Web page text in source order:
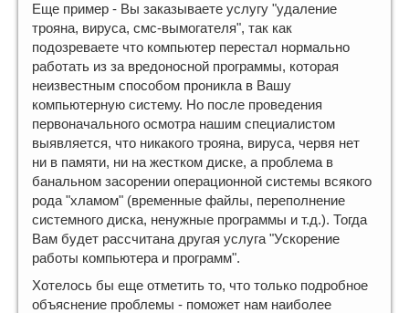
Еще пример - Вы заказываете услугу "удаление
трояна, вируса, смс-вымогателя", так как
подозреваете что компьютер перестал нормально
работать из за вредоносной программы, которая
неизвестным способом проникла в Вашу
компьютерную систему. Но после проведения
первоначального осмотра нашим специалистом
выявляется, что никакого трояна, вируса, червя нет
ни в памяти, ни на жестком диске, а проблема в
банальном засорении операционной системы всякого
рода "хламом" (временные файлы, переполнение
системного диска, ненужные программы и т.д.). Тогда
Вам будет рассчитана другая услуга "Ускорение
работы компьютера и программ".
Хотелось бы еще отметить то, что только подробное
объяснение проблемы - поможет нам наиболее